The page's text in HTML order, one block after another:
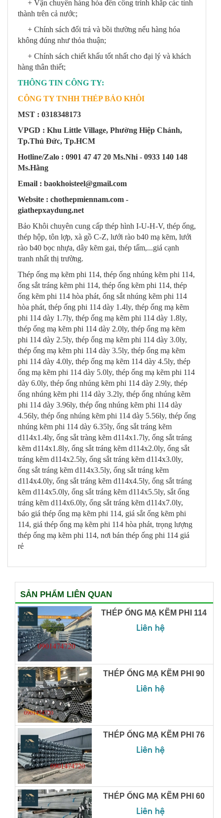
+ Vận chuyển hàng hóa đến công trình khắp các tỉnh
thành trên cả nước;
+ Chính sách đổi trả và bồi thường nếu hàng hóa
không đúng như thỏa thuận;
+ Chính sách chiết khấu tốt nhất cho đại lý và khách
hàng thân thiết;
THÔNG TIN CÔNG TY:
CÔNG TY TNHH THÉP BẢO KHÔI
MST : 0318348173
VPGD : Khu Little Village, Phường Hiệp Chánh,
Tp.Thủ Đức, Tp.HCM
Hotline/Zalo : 0901 47 47 20 Ms.Nhi - 0933 140 148
Ms.Hằng
Email : baokhoisteel@gmail.com
Website : chothepmiennam.com -
giathepxaydung.net
Bảo Khôi chuyên cung cấp thép hình I-U-H-V, thép ống,
thép hộp, tôn lợp, xà gồ C-Z, lưới rào b40 mạ kẽm, lưới
rào b40 bọc nhựa, dây kẽm gai, thép tấm,...giá cạnh
tranh nhất thị trường.
Thép ống mạ kẽm phi 114, thép ống nhúng kẽm phi 114,
ống sắt tráng kẽm phi 114, thép ống kẽm phi 114, thép
ống kẽm phi 114 hòa phát, ống sắt nhúng kẽm phi 114
hòa phát, thép ống phi 114 dày 1.4ly, thép ống mạ kẽm
phi 114 dày 1.7ly, thép ống mạ kẽm phi 114 dày 1.8ly,
thép ống mạ kẽm phi 114 dày 2.0ly, thép ống mạ kẽm
phi 114 dày 2.5ly, thép ống mạ kẽm phi 114 dày 3.0ly,
thép ống mạ kẽm phi 114 dày 3.5ly, thép ống mạ kẽm
phi 114 dày 4.0ly, thép ống mạ kẽm 114 dày 4.5ly, thép
ống mạ kẽm phi 114 dày 5.0ly, thép ống mạ kẽm phi 114
dày 6.0ly, thép ống nhúng kẽm phi 114 dày 2.9ly, thép
ống nhúng kẽm phi 114 dày 3.2ly, thép ống nhúng kẽm
phi 114 dày 3.96ly, thép ống nhúng kẽm phi 114 dày
4.56ly, thép ống nhúng kẽm phi 114 dày 5.56ly, thép ống
nhúng kẽm phi 114 dày 6.35ly, ống sắt tráng kẽm
d114x1.4ly, ống sắt tràng kẽm d114x1.7ly, ống sắt tráng
kẽm d114x1.8ly, ống sắt tráng kẽm d114x2.0ly, ống sắt
tráng kẽm d114x2.5ly, ống sắt tráng kẽm d114x3.0ly,
ống sắt tráng kẽm d114x3.5ly, ống sắt tráng kẽm
d114x4.0ly, ống sắt tráng kẽm d114x4.5ly, ống sắt tráng
kẽm d114x5.0ly, ống sắt tráng kẽm d114x5.5ly, sắt ống
tráng kẽm d114x6.0ly, ống sắt tráng kẽm d114x7.0ly,
báo giá thép ống mạ kẽm phi 114, giá sắt ống kẽm phi
114, giá thép ống mạ kẽm phi 114 hòa phát, trọng lượng
thép ống mạ kẽm phi 114, nơi bán thép ống phi 114 giá
rẻ
SẢN PHẨM LIÊN QUAN
THÉP ỐNG MẠ KẼM PHI 114
Liên hệ
THÉP ỐNG MẠ KẼM PHI 90
Liên hệ
THÉP ỐNG MẠ KẼM PHI 76
Liên hệ
THÉP ỐNG MẠ KẼM PHI 60
Liên hệ